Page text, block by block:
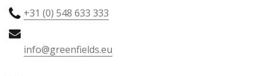
+31 (0) 548 633 333
info@greenfields.eu